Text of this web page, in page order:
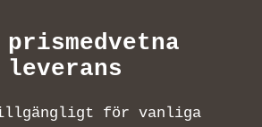
prismedvetna
för vanliga